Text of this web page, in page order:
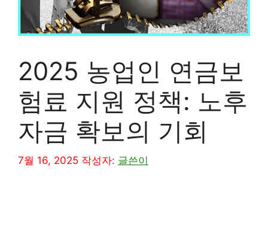
2025 농업인 연금보
험료 지원 정책: 노후
자금 확보의 기회
7월 16, 2025 작성자: 글쓴이